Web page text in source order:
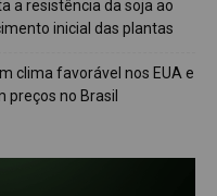
a resistência da soja ao
inicial das plantas
clima favorável nos EUA e
preços no Brasil